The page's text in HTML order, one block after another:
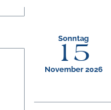
Sonntag
15
November 2026